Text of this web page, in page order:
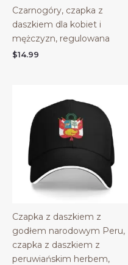
Czarnogóry, czapka z
daszkiem dla kobiet i
mężczyzn, regulowana
$14.99
Czapka z daszkiem z
godłem narodowym Peru,
czapka z daszkiem z
peruwiańskim herbem,